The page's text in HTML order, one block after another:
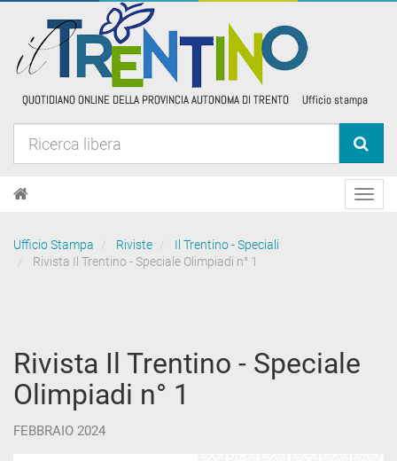
Ufficio Stampa Riviste
Il Trentino - Speciali
Rivista Il Trentino - Speciale Olimpiadi n° 1
Rivista Il Trentino - Speciale
Olimpiadi n° 1
FEBBRAIO 2024